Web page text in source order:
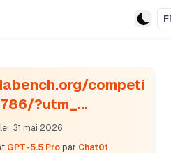
competi
?utm_...
: 31 mai 2026
GPT-5.5 Pro par Chat01